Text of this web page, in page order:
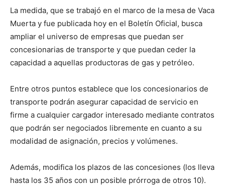
La medida, que se trabajó en el marco de la mesa de Vaca
Muerta y fue publicada hoy en el Boletín Oficial, busca
ampliar el universo de empresas que puedan ser
concesionarias de transporte y que puedan ceder la
capacidad a aquellas productoras de gas y petróleo.
Entre otros puntos establece que los concesionarios de
transporte podrán asegurar capacidad de servicio en
firme a cualquier cargador interesado mediante contratos
que podrán ser negociados libremente en cuanto a su
modalidad de asignación, precios y volúmenes.
Además, modifica los plazos de las concesiones (los lleva
hasta los 35 años con un posible prórroga de otros 10).